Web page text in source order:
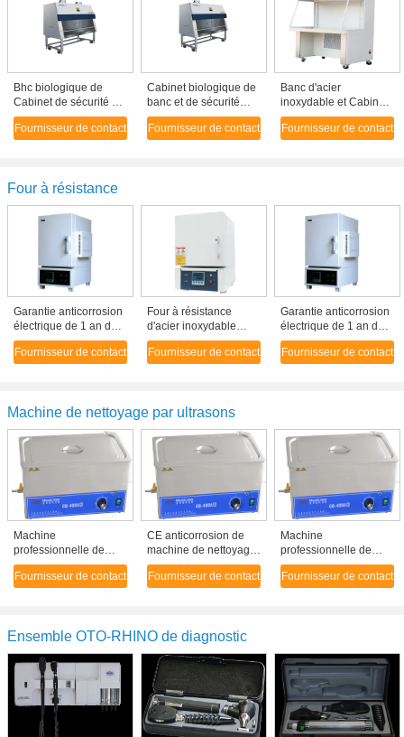
Bhc biologique de
Cabinet de sécurité de
haute performance II
B2 avec le système de
Fournisseur de contact
Cabinet biologique de
banc et de sécurité
avec la technologie
avancée de
Fournisseur de contact
Banc d'acier
inoxydable et Cabinet
de sécurité, banc
propre horizontal
Fournisseur de contact
Four à résistance
Garantie anticorrosion
électrique de 1 an de
four à résistance de
haute performance
Fournisseur de contact
Four à résistance
d'acier inoxydable
pour l'analyse et le
diagnostic d'élément
Fournisseur de contact
Garantie anticorrosion
électrique de 1 an de
four à résistance de
haute performance
Fournisseur de contact
Machine de nettoyage par ultrasons
Machine
professionnelle de
nettoyage ultrasonique
avec la minuterie et
Fournisseur de contact
CE anticorrosion de
machine de nettoyage
ultrasonique de
laboratoire approuvé
Fournisseur de contact
Machine
professionnelle de
nettoyage ultrasonique
avec la minuterie et
Fournisseur de contact
Ensemble OTO-RHINO de diagnostic